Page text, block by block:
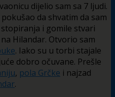
dijelio sam sa 7 ljudi.
da shvatim da sam
i gomile stvari
Hilandar. Otvorio sam
. Iako su u torbi stajale
dobro očuvane. Prešle
, pola Grčke i najzad
.